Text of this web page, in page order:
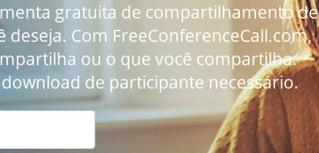
gratuita de compartilhamento de
Com FreeConferenceCall.com,
ou o que você compartilha.
de participante necessário.